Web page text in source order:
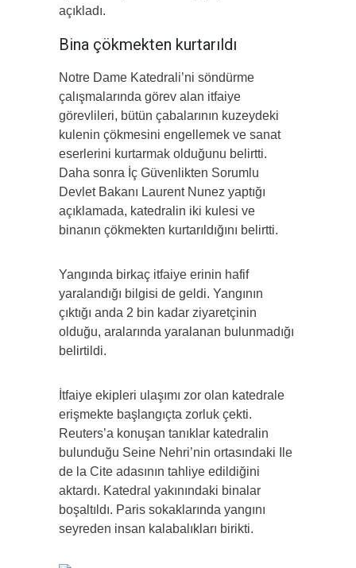
açıkladı.
Bina çökmekten kurtarıldı
Notre Dame Katedrali’ni söndürme
çalışmalarında görev alan itfaiye
görevlileri, bütün çabalarının kuzeydeki
kulenin çökmesini engellemek ve sanat
eserlerini kurtarmak olduğunu belirtti.
Daha sonra İç Güvenlikten Sorumlu
Devlet Bakanı Laurent Nunez yaptığı
açıklamada, katedralin iki kulesi ve
binanın çökmekten kurtarıldığını belirtti.
Yangında birkaç itfaiye erinin hafif
yaralandığı bilgisi de geldi. Yangının
çıktığı anda 2 bin kadar ziyaretçinin
olduğu, aralarında yaralanan bulunmadığı
belirtildi.
İtfaiye ekipleri ulaşımı zor olan katedrale
erişmekte başlangıçta zorluk çekti.
Reuters’a konuşan tanıklar katedralin
bulunduğu Seine Nehri’nin ortasındaki Ile
de la Cite adasının tahliye edildiğini
aktardı. Katedral yakınındaki binalar
boşaltıldı. Paris sokaklarında yangını
seyreden insan kalabalıkları birikti.